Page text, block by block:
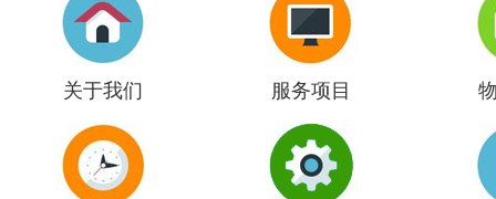
关于我们 服务项目